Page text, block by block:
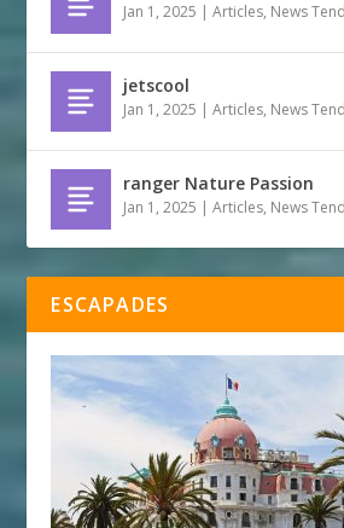
Jan 1, 2025 |Articles, News
jetscool
Jan 1, 2025 |Articles, News
ranger Nature Passion
Jan 1, 2025 |Articles, News
ESCAPADES